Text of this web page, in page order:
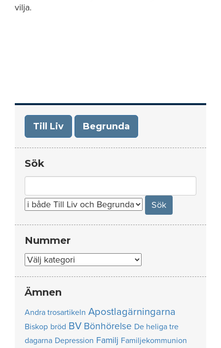
vilja.
Till Liv Begrunda
Sök
for:
Nummer
Nummer
Ämnen
Andra trosartikeln Apostlagärningarna
Biskop bröd BV Bönhörelse De heliga tre
dagarna Depression Familj Familjekommunion